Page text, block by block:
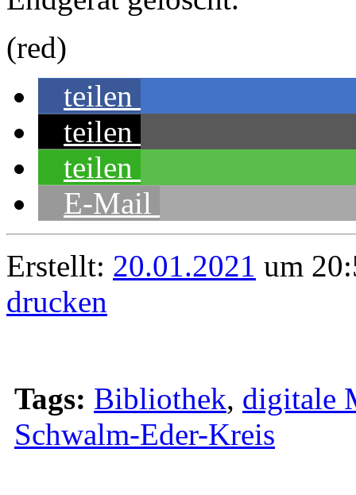
(red)
teilen
teilen
teilen
E-Mail
Erstellt: 20.01.2021 um
drucken
Tags: Bibliothek, digitale
Schwalm-Eder-Kreis